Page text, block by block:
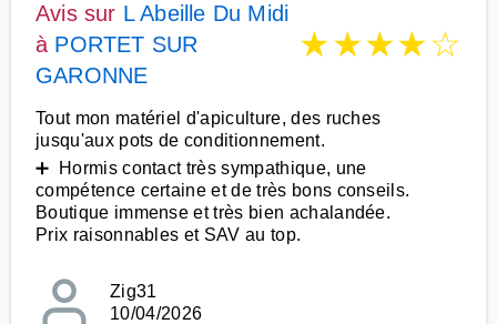
Avis sur L Abeille Du Midi
à PORTET SUR
GARONNE
★★★★☆
Tout mon matériel d'apiculture, des ruches
jusqu'aux pots de conditionnement.
➕ Hormis contact très sympathique, une
compétence certaine et de très bons conseils.
Boutique immense et très bien achalandée.
Prix raisonnables et SAV au top.
Zig31
10/04/2026